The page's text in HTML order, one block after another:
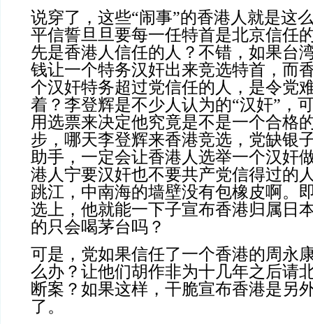
说穿了，这些“闹事”的香港人就是这
平信誓旦旦要每一任特首是北京信任
先是香港人信任的人？不错，如果台
钱让一个特务汉奸出来竞选特首，而
个汉奸特务超过党信任的人，是令党
着？李登辉是不少人认为的“汉奸”，
用选票来决定他究竟是不是一个合格
步，哪天李登辉来香港竞选，党缺银
助手，一定会让香港人选举一个汉奸
港人宁要汉奸也不要共产党信得过的
跳江，中南海的墙壁没有包橡皮啊。
选上，他就能一下子宣布香港归属日
的只会喝茅台吗？
可是，党如果信任了一个香港的周永
么办？让他们胡作非为十几年之后请
断案？如果这样，干脆宣布香港是另
了。